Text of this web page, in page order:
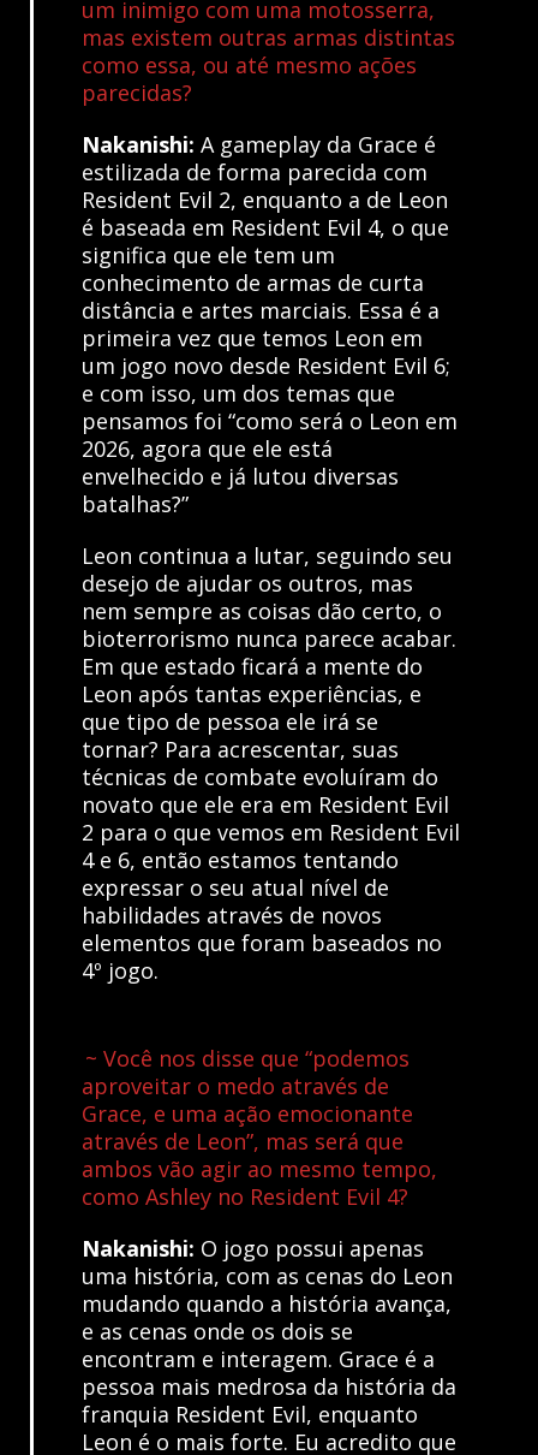
um inimigo com uma motosserra,
mas existem outras armas distintas
como essa, ou até mesmo ações
parecidas?
Nakanishi: A gameplay da Grace é
estilizada de forma parecida com
Resident Evil 2, enquanto a de Leon
é baseada em Resident Evil 4, o que
significa que ele tem um
conhecimento de armas de curta
distância e artes marciais. Essa é a
primeira vez que temos Leon em
um jogo novo desde Resident Evil 6;
e com isso, um dos temas que
pensamos foi “como será o Leon em
2026, agora que ele está
envelhecido e já lutou diversas
batalhas?”
Leon continua a lutar, seguindo seu
desejo de ajudar os outros, mas
nem sempre as coisas dão certo, o
bioterrorismo nunca parece acabar.
Em que estado ficará a mente do
Leon após tantas experiências, e
que tipo de pessoa ele irá se
tornar? Para acrescentar, suas
técnicas de combate evoluíram do
novato que ele era em Resident Evil
2 para o que vemos em Resident Evil
4 e 6, então estamos tentando
expressar o seu atual nível de
habilidades através de novos
elementos que foram baseados no
4º jogo.
~ Você nos disse que “podemos
aproveitar o medo através de
Grace, e uma ação emocionante
através de Leon”, mas será que
ambos vão agir ao mesmo tempo,
como Ashley no Resident Evil 4?
Nakanishi: O jogo possui apenas
uma história, com as cenas do Leon
mudando quando a história avança,
e as cenas onde os dois se
encontram e interagem. Grace é a
pessoa mais medrosa da história da
franquia Resident Evil, enquanto
Leon é o mais forte. Eu acredito que